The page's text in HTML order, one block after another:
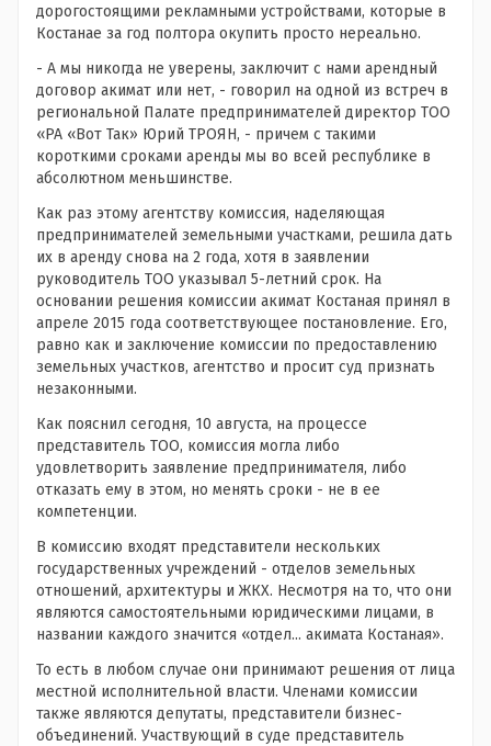
дорогостоящими рекламными устройствами, которые в
Костанае за год полтора окупить просто нереально.
- А мы никогда не уверены, заключит с нами арендный
договор акимат или нет, - говорил на одной из встреч в
региональной Палате предпринимателей директор ТОО
«РА «Вот Так» Юрий ТРОЯН, - причем с такими
короткими сроками аренды мы во всей республике в
абсолютном меньшинстве.
Как раз этому агентству комиссия, наделяющая
предпринимателей земельными участками, решила дать
их в аренду снова на 2 года, хотя в заявлении
руководитель ТОО указывал 5-летний срок. На
основании решения комиссии акимат Костаная принял в
апреле 2015 года соответствующее постановление. Его,
равно как и заключение комиссии по предоставлению
земельных участков, агентство и просит суд признать
незаконными.
Как пояснил сегодня, 10 августа, на процессе
представитель ТОО, комиссия могла либо
удовлетворить заявление предпринимателя, либо
отказать ему в этом, но менять сроки - не в ее
компетенции.
В комиссию входят представители нескольких
государственных учреждений - отделов земельных
отношений, архитектуры и ЖКХ. Несмотря на то, что они
являются самостоятельными юридическими лицами, в
названии каждого значится «отдел... акимата Костаная».
То есть в любом случае они принимают решения от лица
местной исполнительной власти. Членами комиссии
также являются депутаты, представители бизнес-
объединений. Участвующий в суде представитель